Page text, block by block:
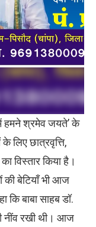
हमने श्रमेव जयते’ के
लिए छात्रवृत्ति,
विस्तार किया है।
की बेटियाँ भी आज
कि बाबा साहब डॉ.
नींव रखी थी। आज